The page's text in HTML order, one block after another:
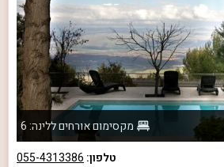
מקסימום אורחים ללינה: 6
טלפון: 055-4313386